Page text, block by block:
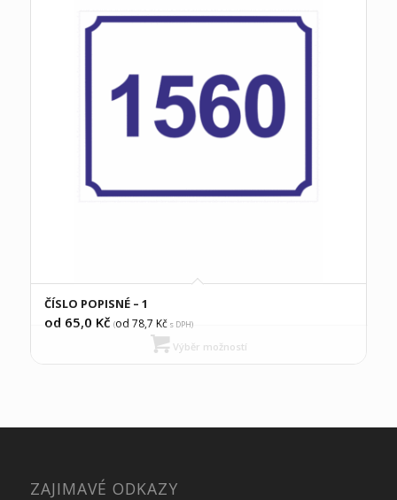
ČÍSLO POPISNÉ – 1
od 65,0 Kč (od 78,7 Kčs DPH)
Výběr možností
ZAJIMAVÉ ODKAZY